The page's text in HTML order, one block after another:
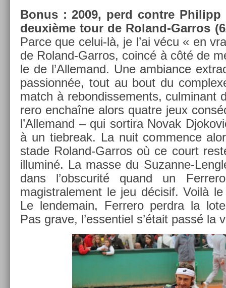
Bonus : 2009, perd con­tre Philipp
deuxième tour de Roland-Garros
Parce que celui-là, je l’ai vécu « en
de Roland-Garros, coincé à côté de
le de l’Al­lemand. Une am­bian­ce
pas­sionnée, tout au bout du
match à re­bon­disse­ments, cul­minant
rero enchaîne alors quat­re jeux
l’Al­lemand – qui sor­tira Novak
à un tieb­reak. La nuit com­m­ence
stade Roland-Garros où ce court
il­luminé. La masse du Suzanne-
dans l’obscurité quand un
magistrale­ment le jeu décisif. Voilà
Le len­demain, Fer­rero per­dra la
Pas grave, l’es­sentiel s’était passé la